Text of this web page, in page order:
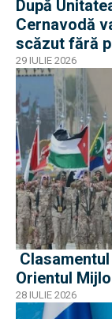
După
Cernavodă
scăzut fără
29 IULIE 2026
Orientul
28 IULIE 2026